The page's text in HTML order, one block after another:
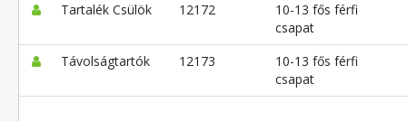
Tartalék Csülök 12172
10-13 fős férfi
csapat
Távolságtartók
12173
10-13 fős férfi
csapat